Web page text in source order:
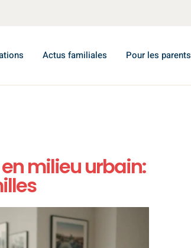
Actus familiales Pour les parents
milieu urbain: